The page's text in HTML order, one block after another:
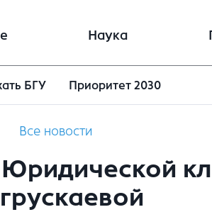
Наука
БГУ Приоритет 2030
Все новости